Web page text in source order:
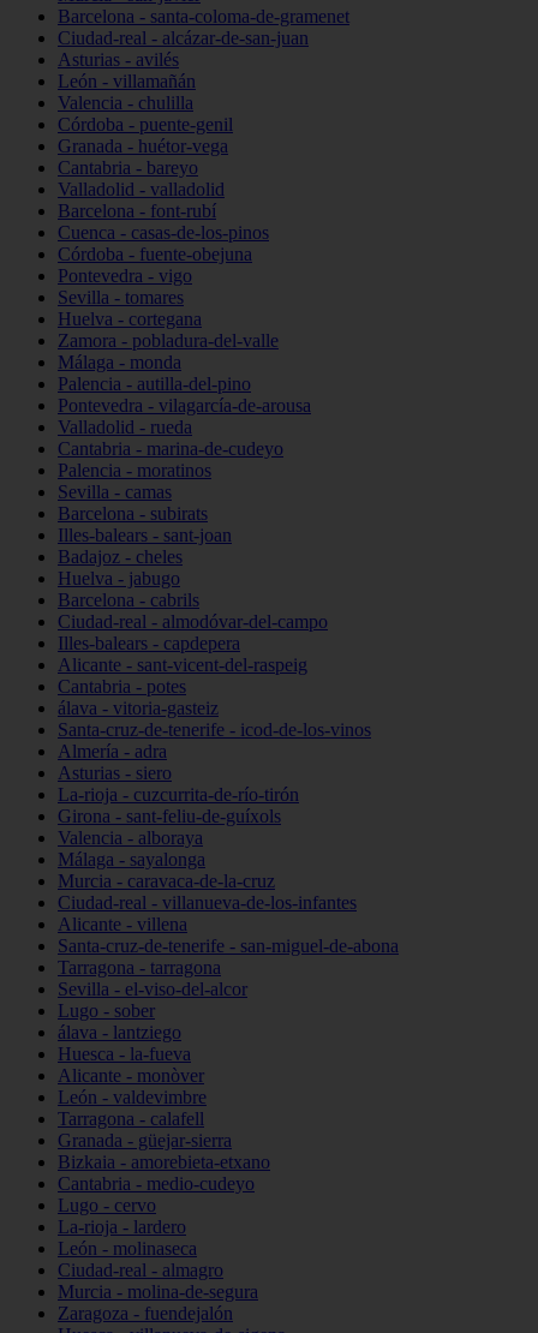
Barcelona - santa-coloma-de-gramenet
Ciudad-real - alcázar-de-san-juan
Asturias - avilés
León - villamañán
Valencia - chulilla
Córdoba - puente-genil
Granada - huétor-vega
Cantabria - bareyo
Valladolid - valladolid
Barcelona - font-rubí
Cuenca - casas-de-los-pinos
Córdoba - fuente-obejuna
Pontevedra - vigo
Sevilla - tomares
Huelva - cortegana
Zamora - pobladura-del-valle
Málaga - monda
Palencia - autilla-del-pino
Pontevedra - vilagarcía-de-arousa
Valladolid - rueda
Cantabria - marina-de-cudeyo
Palencia - moratinos
Sevilla - camas
Barcelona - subirats
Illes-balears - sant-joan
Badajoz - cheles
Huelva - jabugo
Barcelona - cabrils
Ciudad-real - almodóvar-del-campo
Illes-balears - capdepera
Alicante - sant-vicent-del-raspeig
Cantabria - potes
álava - vitoria-gasteiz
Santa-cruz-de-tenerife - icod-de-los-vinos
Almería - adra
Asturias - siero
La-rioja - cuzcurrita-de-río-tirón
Girona - sant-feliu-de-guíxols
Valencia - alboraya
Málaga - sayalonga
Murcia - caravaca-de-la-cruz
Ciudad-real - villanueva-de-los-infantes
Alicante - villena
Santa-cruz-de-tenerife - san-miguel-de-abona
Tarragona - tarragona
Sevilla - el-viso-del-alcor
Lugo - sober
álava - lantziego
Huesca - la-fueva
Alicante - monòver
León - valdevimbre
Tarragona - calafell
Granada - güejar-sierra
Bizkaia - amorebieta-etxano
Cantabria - medio-cudeyo
Lugo - cervo
La-rioja - lardero
León - molinaseca
Ciudad-real - almagro
Murcia - molina-de-segura
Zaragoza - fuendejalón